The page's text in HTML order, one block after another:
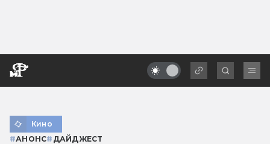
Кино
#АНОНС# ДАЙДЖЕСТ